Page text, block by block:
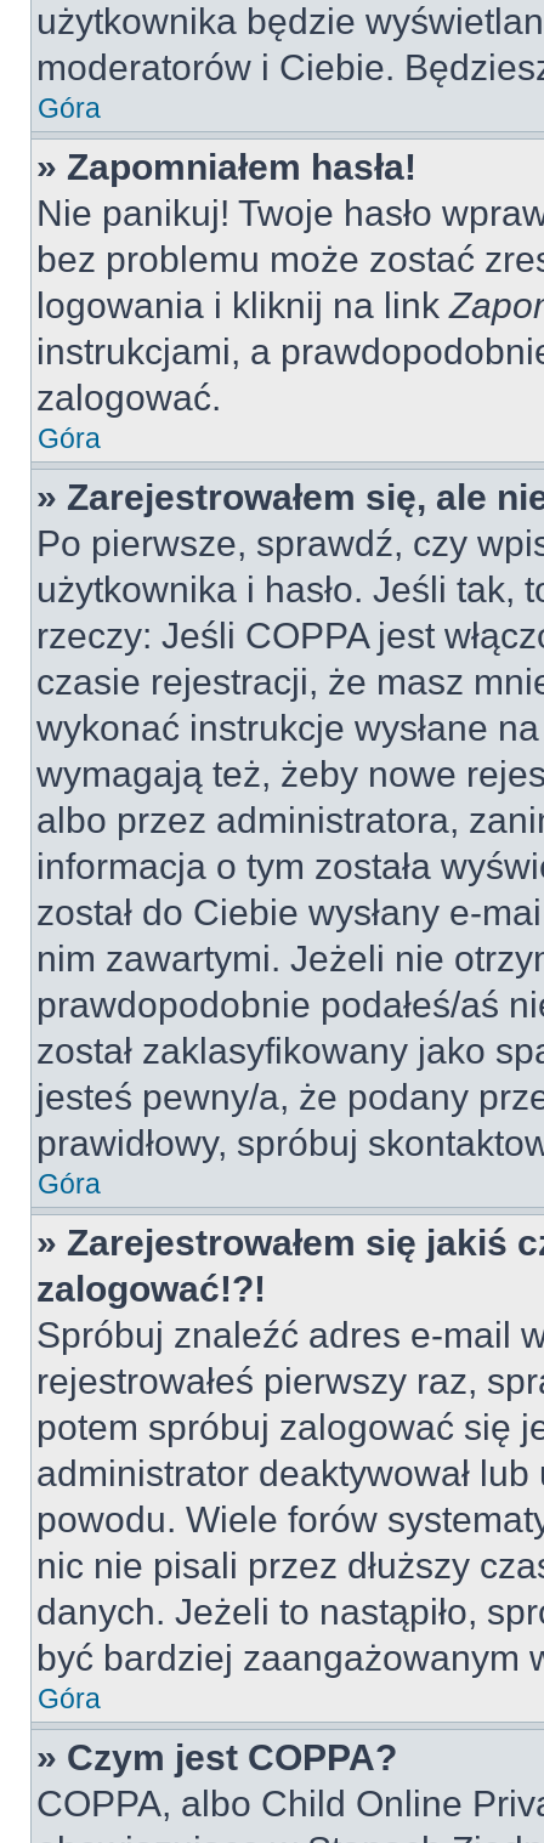
użytkownika będzie
moderatorów i Ciebie.
Góra
» Zapomniałem hasła!
Nie panikuj! Twoje hasło
bez problemu może zostać
logowania i kliknij na link
instrukcjami, a
zalogować.
Góra
» Zarejestrowałem się, ale
Po pierwsze, sprawdź, czy
użytkownika i hasło. Jeśli tak,
rzeczy: Jeśli COPPA jest
czasie rejestracji, że masz
wykonać instrukcje wysłane
wymagają też, żeby nowe
albo przez administratora,
informacja o tym została
został do Ciebie wysłany e-
nim zawartymi. Jeżeli nie
prawdopodobnie podałeś/aś
został zaklasyfikowany jako
jesteś pewny/a, że podany
prawidłowy, spróbuj
Góra
» Zarejestrowałem się jakiś
zalogować!?!
Spróbuj znaleźć adres e-mail
rejestrowałeś pierwszy raz,
potem spróbuj zalogować się
administrator deaktywował
powodu. Wiele forów
nic nie pisali przez dłuższy
danych. Jeżeli to nastąpiło,
być bardziej zaangażowanym
Góra
» Czym jest COPPA?
COPPA, albo Child Online